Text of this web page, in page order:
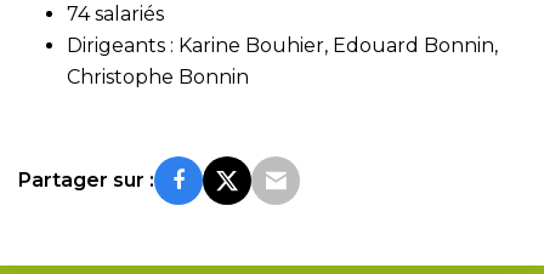
74 salariés
Dirigeants : Karine Bouhier, Edouard Bonnin,
Christophe Bonnin
Partager sur :